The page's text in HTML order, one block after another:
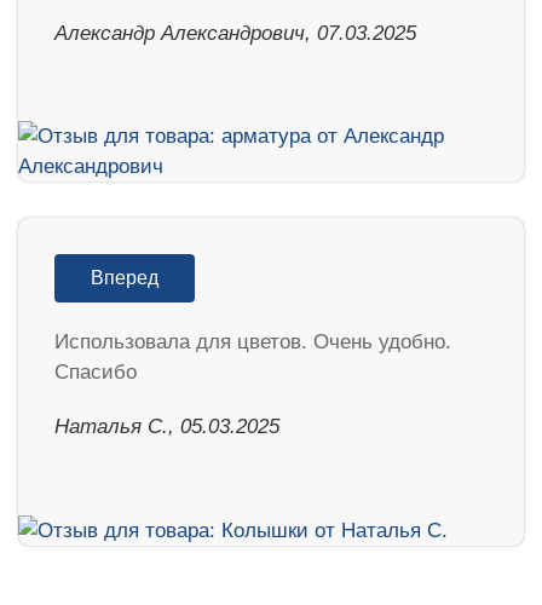
Александр Александрович, 07.03.2025
Вперед
Использовала для цветов. Очень удобно.
Спасибо
Наталья С., 05.03.2025